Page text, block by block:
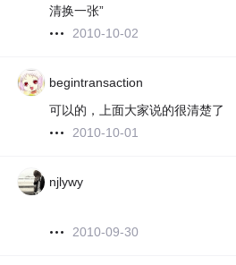
清换一张”
2010-10-02
begintransaction
可以的，上面大家说的很清楚了
2010-10-01
njlywy
2010-09-30